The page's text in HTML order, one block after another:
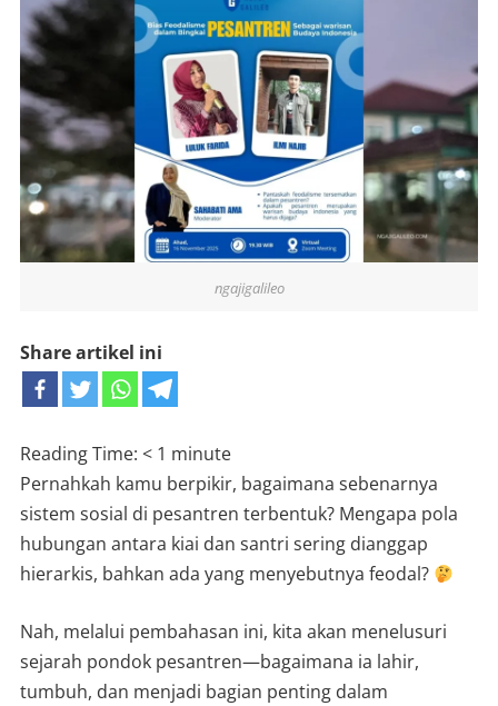
ngajigalileo
Share artikel ini
Reading Time: < 1 minute
Pernahkah kamu berpikir, bagaimana sebenarnya
sistem sosial di pesantren terbentuk? Mengapa pola
hubungan antara kiai dan santri sering dianggap
hierarkis, bahkan ada yang menyebutnya feodal?
Nah, melalui pembahasan ini, kita akan menelusuri
sejarah pondok pesantren—bagaimana ia lahir,
tumbuh, dan menjadi bagian penting dalam